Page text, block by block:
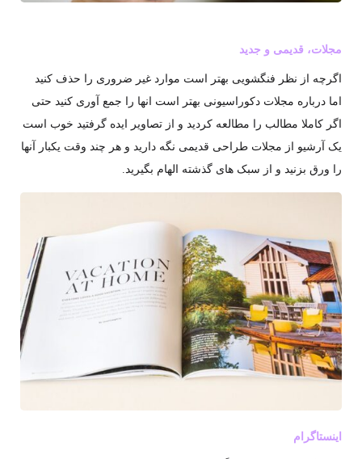
مجلات، قدیمی و جدید
اگرچه از نظر فنگشویی بهتر است موارد غیر ضروری را حذف کنید
اما درباره مجلات دکوراسیونی بهتر است انها را جمع آوری کنید حتی
اگر کاملا مطالب را مطالعه کردید و از تصاویر ایده گرفتید خوب است
یک آرشیو از مجلات طراحی قدیمی نگه دارید و هر چند وقت یکبار آنها
را ورق بزنید و از سبک های گذشته الهام بگیرید.
اینستاگرام